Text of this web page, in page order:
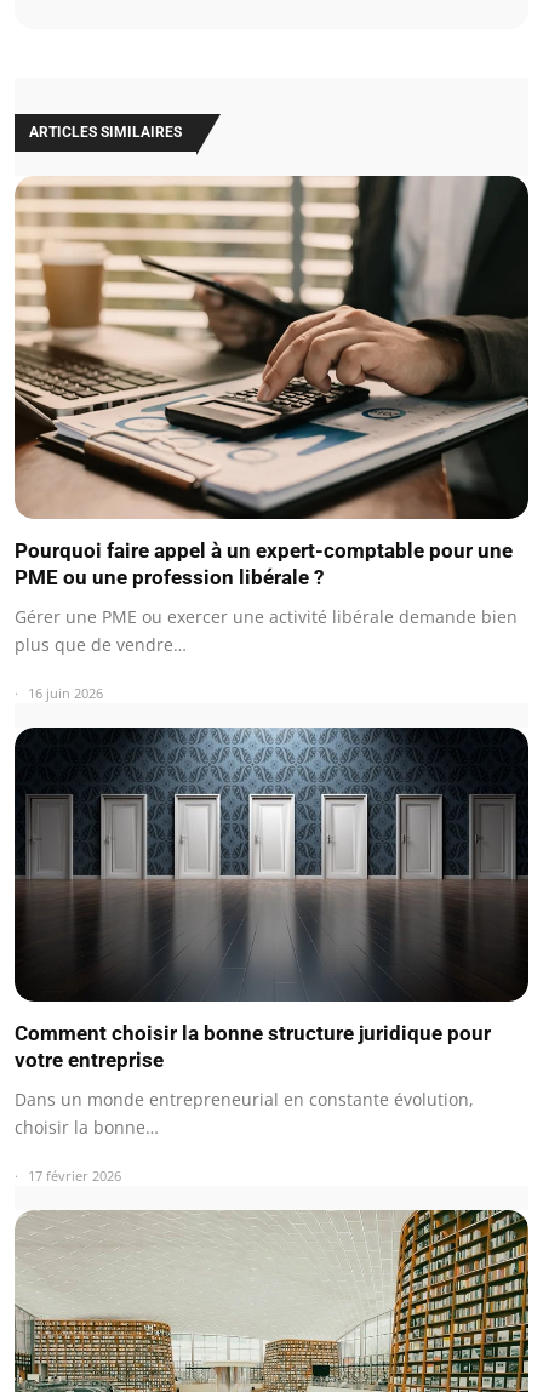
ARTICLES SIMILAIRES
Pourquoi faire appel à un expert-comptable pour une
PME ou une profession libérale ?
Gérer une PME ou exercer une activité libérale demande bien
plus que de vendre…
16 juin 2026
Comment choisir la bonne structure juridique pour
votre entreprise
Dans un monde entrepreneurial en constante évolution,
choisir la bonne…
17 février 2026